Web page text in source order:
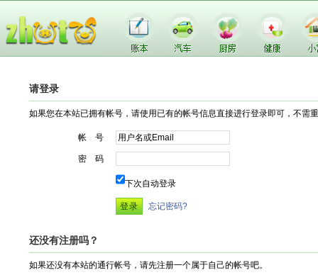
请登录
如果您在本站已拥有帐号，请使用已有的帐号信息直接进行登录即可，不需
帐 号
密 码
下次自动登录
忘记密码?
还没有注册吗？
如果还没有本站的通行帐号，请先注册一个属于自己的帐号吧。